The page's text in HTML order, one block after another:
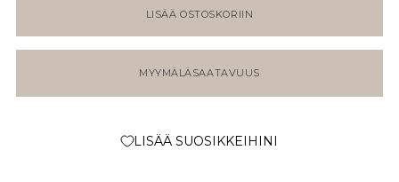
LISÄÄ OSTOSKORIIN
MYYMÄLÄSAATAVUUS
LISÄÄ SUOSIKKEIHINI